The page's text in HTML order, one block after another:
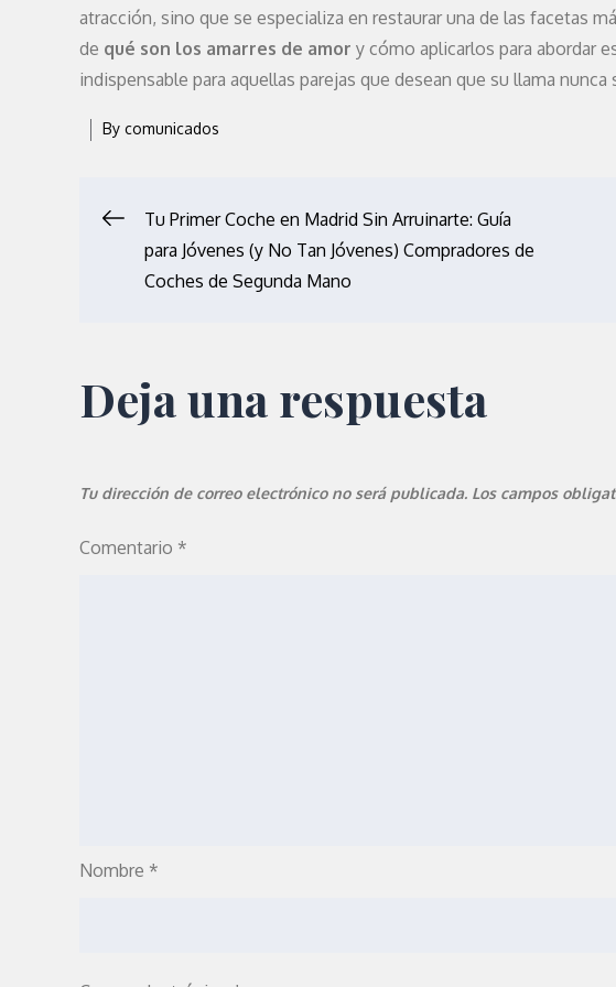
atracción, sino que se especializa en restaurar una de las facetas
de qué son los amarres de amor y cómo aplicarlos para abordar
indispensable para aquellas parejas que desean que su llama nunca
By comunicados
Navegación
de
Tu Primer Coche en Madrid Sin Arruinarte: Guía
para Jóvenes (y No Tan Jóvenes) Compradores de
Coches de Segunda Mano
Deja una respuesta
Tu dirección de correo electrónico no será publicada. Los campos
Comentario *
Nombre *